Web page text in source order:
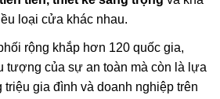
loại cửa khác nhau.
rộng khắp hơn 120 quốc gia,
tượng của sự an toàn mà còn là lựa
triệu gia đình và doanh nghiệp trên